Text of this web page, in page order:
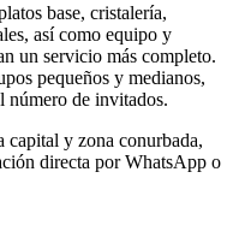
base, cristalería,
así como equipo y
un servicio más completo.
pequeños y medianos,
número de invitados.
capital y zona conurbada,
directa por WhatsApp o